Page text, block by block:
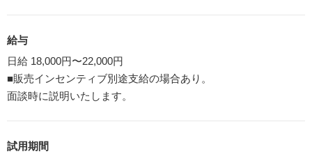
給与
日給 18,000円〜22,000円
■販売インセンティブ別途支給の場合あり。
面談時に説明いたします。
試用期間